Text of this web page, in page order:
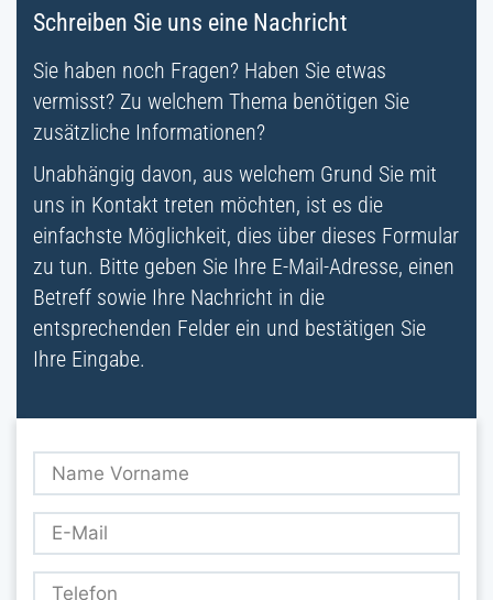
Schreiben Sie uns eine Nachricht
Sie haben noch Fragen? Haben Sie etwas
vermisst? Zu welchem Thema benötigen Sie
zusätzliche Informationen?
Unabhängig davon, aus welchem Grund Sie mit
uns in Kontakt treten möchten, ist es die
einfachste Möglichkeit, dies über dieses Formular
zu tun. Bitte geben Sie Ihre E-Mail-Adresse, einen
Betreff sowie Ihre Nachricht in die
entsprechenden Felder ein und bestätigen Sie
Ihre Eingabe.